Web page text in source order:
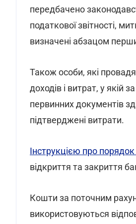
передбачено
податкової звітності,
визначені абзацом
Також особи, які
доходів і витрат, у якій
первинних документів
підтверджені витрати.
Інструкцією про порядок
відкриття та закриття
Кошти за поточним
використовуються